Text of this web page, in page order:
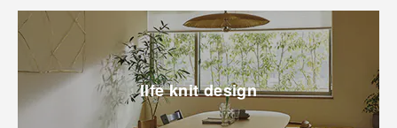
life knit design